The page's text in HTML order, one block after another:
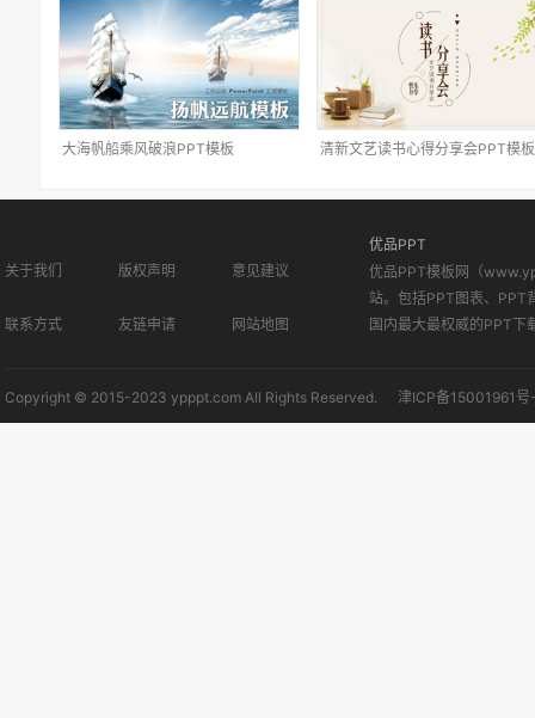
大海帆船乘风破浪PPT模板 清新文艺读书心得分享会PPT模板
关于我们 版权声明 意见建议
联系方式 友链申请 网站地图
优品PPT
优品PPT模板网（
站。包括PPT图表、PPT
国内最大最权威的PPT下
Copyright © 2015-2023 ypppt.com All Rights Reserved. 津ICP备15001961号